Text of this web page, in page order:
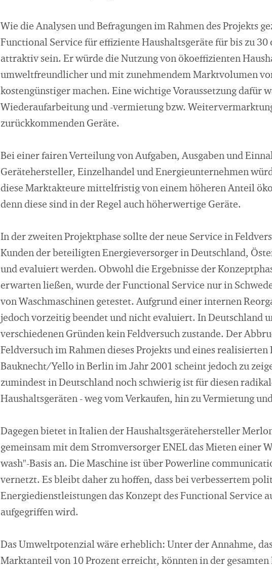
Wie die Analysen und Befragungen im Rahmen des Projekts
Functional Service für effiziente Haushaltsgeräte für bis zu 30
attraktiv sein. Er würde die Nutzung von ökoeffizienten
umweltfreundlicher und mit zunehmendem Marktvolumen
kostengünstiger machen. Eine wichtige Voraussetzung dafür
Wiederaufarbeitung und -vermietung bzw.
zurückkommenden Geräte.
Bei einer fairen Verteilung von Aufgaben, Ausgaben und
Gerätehersteller, Einzelhandel und Energieunternehmen
diese Marktakteure mittelfristig von einem höheren Anteil
denn diese sind in der Regel auch höherwertige Geräte.
In der zweiten Projektphase sollte der neue Service in
Kunden der beteiligten Energieversorger in Deutschland,
und evaluiert werden. Obwohl die Ergebnisse der
erwarten ließen, wurde der Functional Service nur in
von Waschmaschinen getestet. Aufgrund einer internen
jedoch vorzeitig beendet und nicht evaluiert. In Deutschland
verschiedenen Gründen kein Feldversuch zustande. Der
Feldversuch im Rahmen dieses Projekts und eines realisierten
Bauknecht/Yello in Berlin im Jahr 2001 scheint jedoch zu
zumindest in Deutschland noch schwierig ist für diesen
Haushaltsgeräten - weg vom Verkaufen, hin zu Vermietung
Dagegen bietet in Italien der Haushaltsgerätehersteller
gemeinsam mit dem Stromversorger ENEL das Mieten einer
wash"-Basis an. Die Maschine ist über Powerline
vernetzt. Es bleibt daher zu hoffen, dass bei verbessertem
Energiedienstleistungen das Konzept des Functional Service
aufgegriffen wird.
Das Umweltpotenzial wäre erheblich: Unter der Annahme,
Marktanteil von 10 Prozent erreicht, könnten in der gesamten